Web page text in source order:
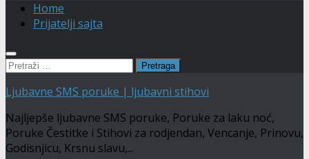
Home
Prijatelji sajta
Pretraga:
Ljubavne SMS poruke | ljubavni stihovi
Najljepše ljubavne SMS poruke, Poruke za laku noć,
Poruke Čestitke i Stihovi za rodjendan, Vencanje, Prinovu,
Godisnjicu, Krsnu slavu,...